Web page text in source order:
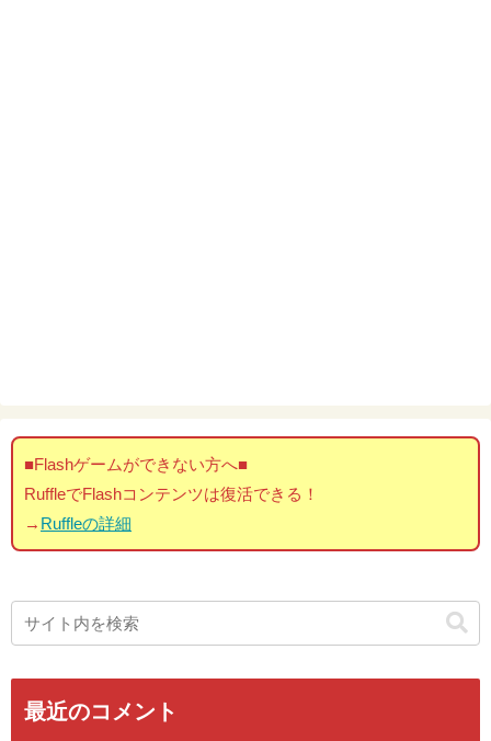
■Flashゲームができない方へ■
RuffleでFlashコンテンツは復活できる！
→ Ruffleの詳細
最近のコメント